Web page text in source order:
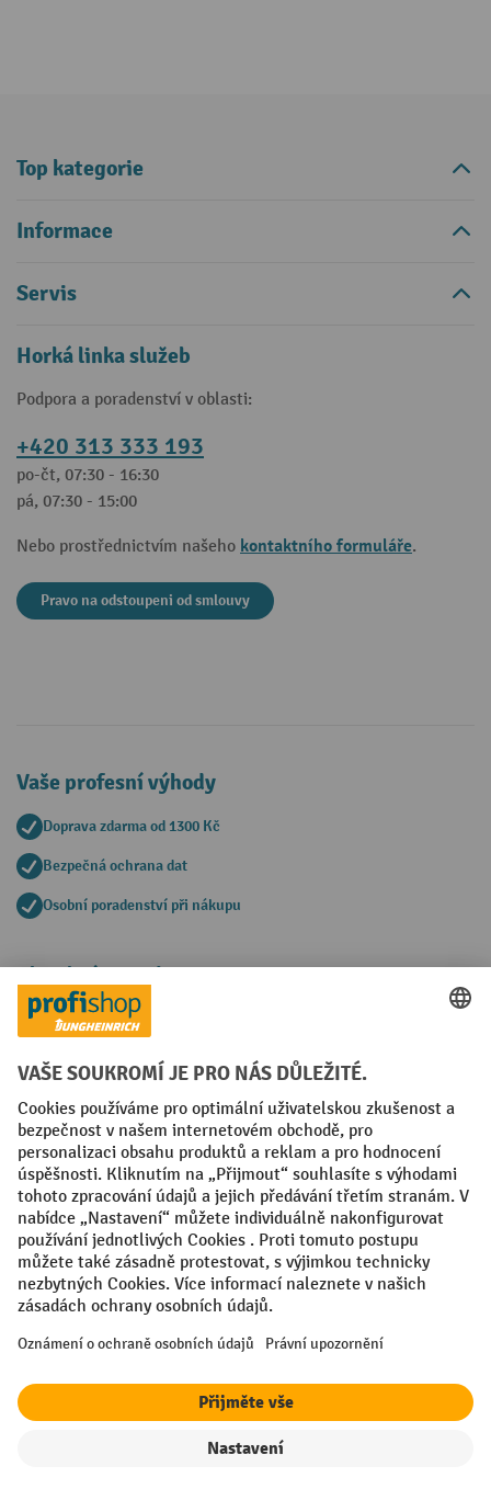
Top kategorie
Informace
Servis
Horká linka služeb
Podpora a poradenství v oblasti:
+420 313 333 193
po-čt, 07:30 - 16:30
pá, 07:30 - 15:00
Nebo prostřednictvím našeho kontaktního formuláře.
Pravo na odstoupeni od smlouvy
Vaše profesní výhody
Doprava zdarma od 1300 Kč
Bezpečná ochrana dat
Osobní poradenství při nákupu
Platební metody
Faktura
Sociální sítě
Facebook
YouTube
LinkedIn
VODP Otisk
Prohlášení o ochraně osobních údajů
Nastavení ochrany osobních údajů
All prices excl. VAT plus shipping costs and possible delivery charges,
if not stated otherwise.